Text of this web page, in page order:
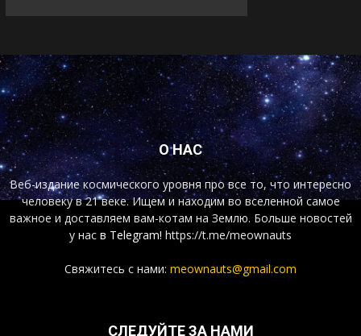
О НАС
Веб-издание космического уровня про все то, что интересно
человеку в 21 веке. Ищем и находим во вселенной самое
важное и доставляем вам-котам на Землю. Больше новостей
у нас в Telegram! https://t.me/meownauts
Свяжитесь с нами: meownauts@gmail.com
СЛЕДУЙТЕ ЗА НАМИ